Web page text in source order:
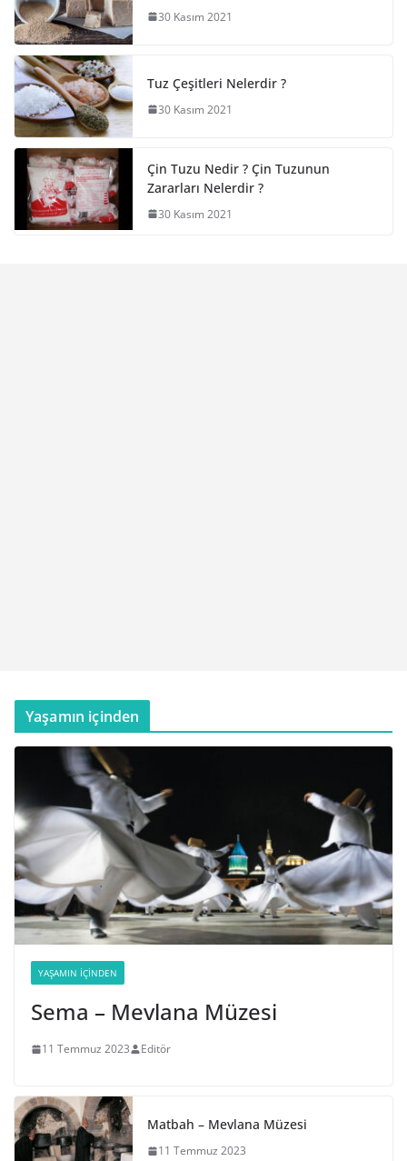
30 Kasım 2021
Tuz Çeşitleri Nelerdir ?
30 Kasım 2021
Çin Tuzu Nedir ? Çin Tuzunun
Zararları Nelerdir ?
30 Kasım 2021
Yaşamın içinden
YAŞAMIN İÇINDEN
Sema – Mevlana Müzesi
11 Temmuz 2023 Editör
Matbah – Mevlana Müzesi
11 Temmuz 2023